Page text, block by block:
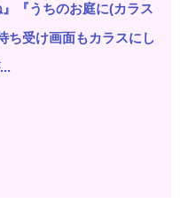
『うちのお庭に(カラス
ち受け画面もカラスにし